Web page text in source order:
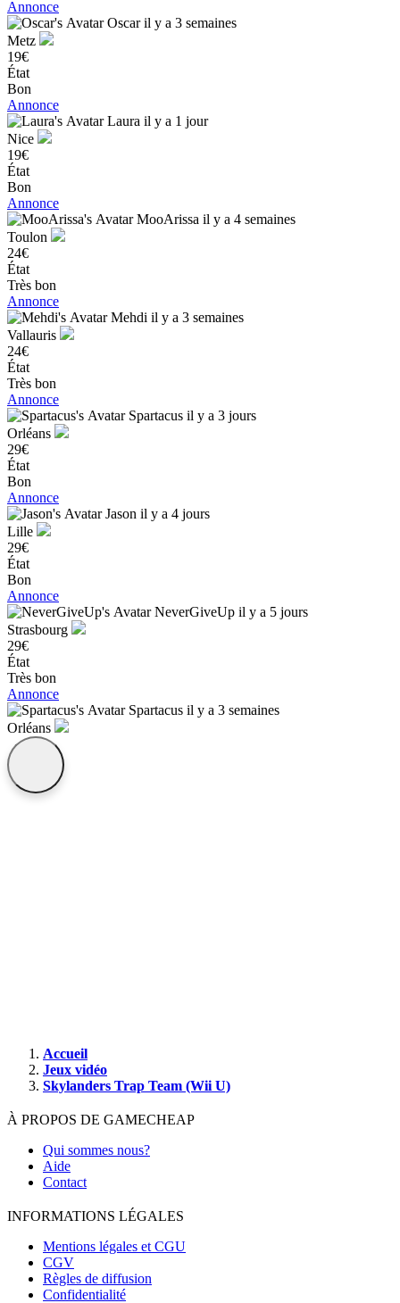
Annonce
Oscaril y a 3 semaines
Metz
19€
État
Bon
Annonce
Laura il y a 1 jour
Nice
19€
État
Bon
Annonce
MooArissa il y a 4 semaines
Toulon
24€
État
Très bon
Annonce
Mehdi il y a 3 semaines
Vallauris
24€
État
Très bon
Annonce
Spartacus il y a 3 jours
Orléans
29€
État
Bon
Annonce
Jason il y a 4 jours
Lille
29€
État
Bon
Annonce
NeverGiveUp il y a 5 jours
Strasbourg
29€
État
Très bon
Annonce
Spartacus il y a 3 semaines
Orléans
Accueil
Jeux vidéo
Skylanders Trap Team (Wii U)
À PROPOS DE GAMECHEAP
Qui sommes nous?
Aide
Contact
INFORMATIONS LÉGALES
Mentions légales et CGU
CGV
Règles de diffusion
Confidentialité